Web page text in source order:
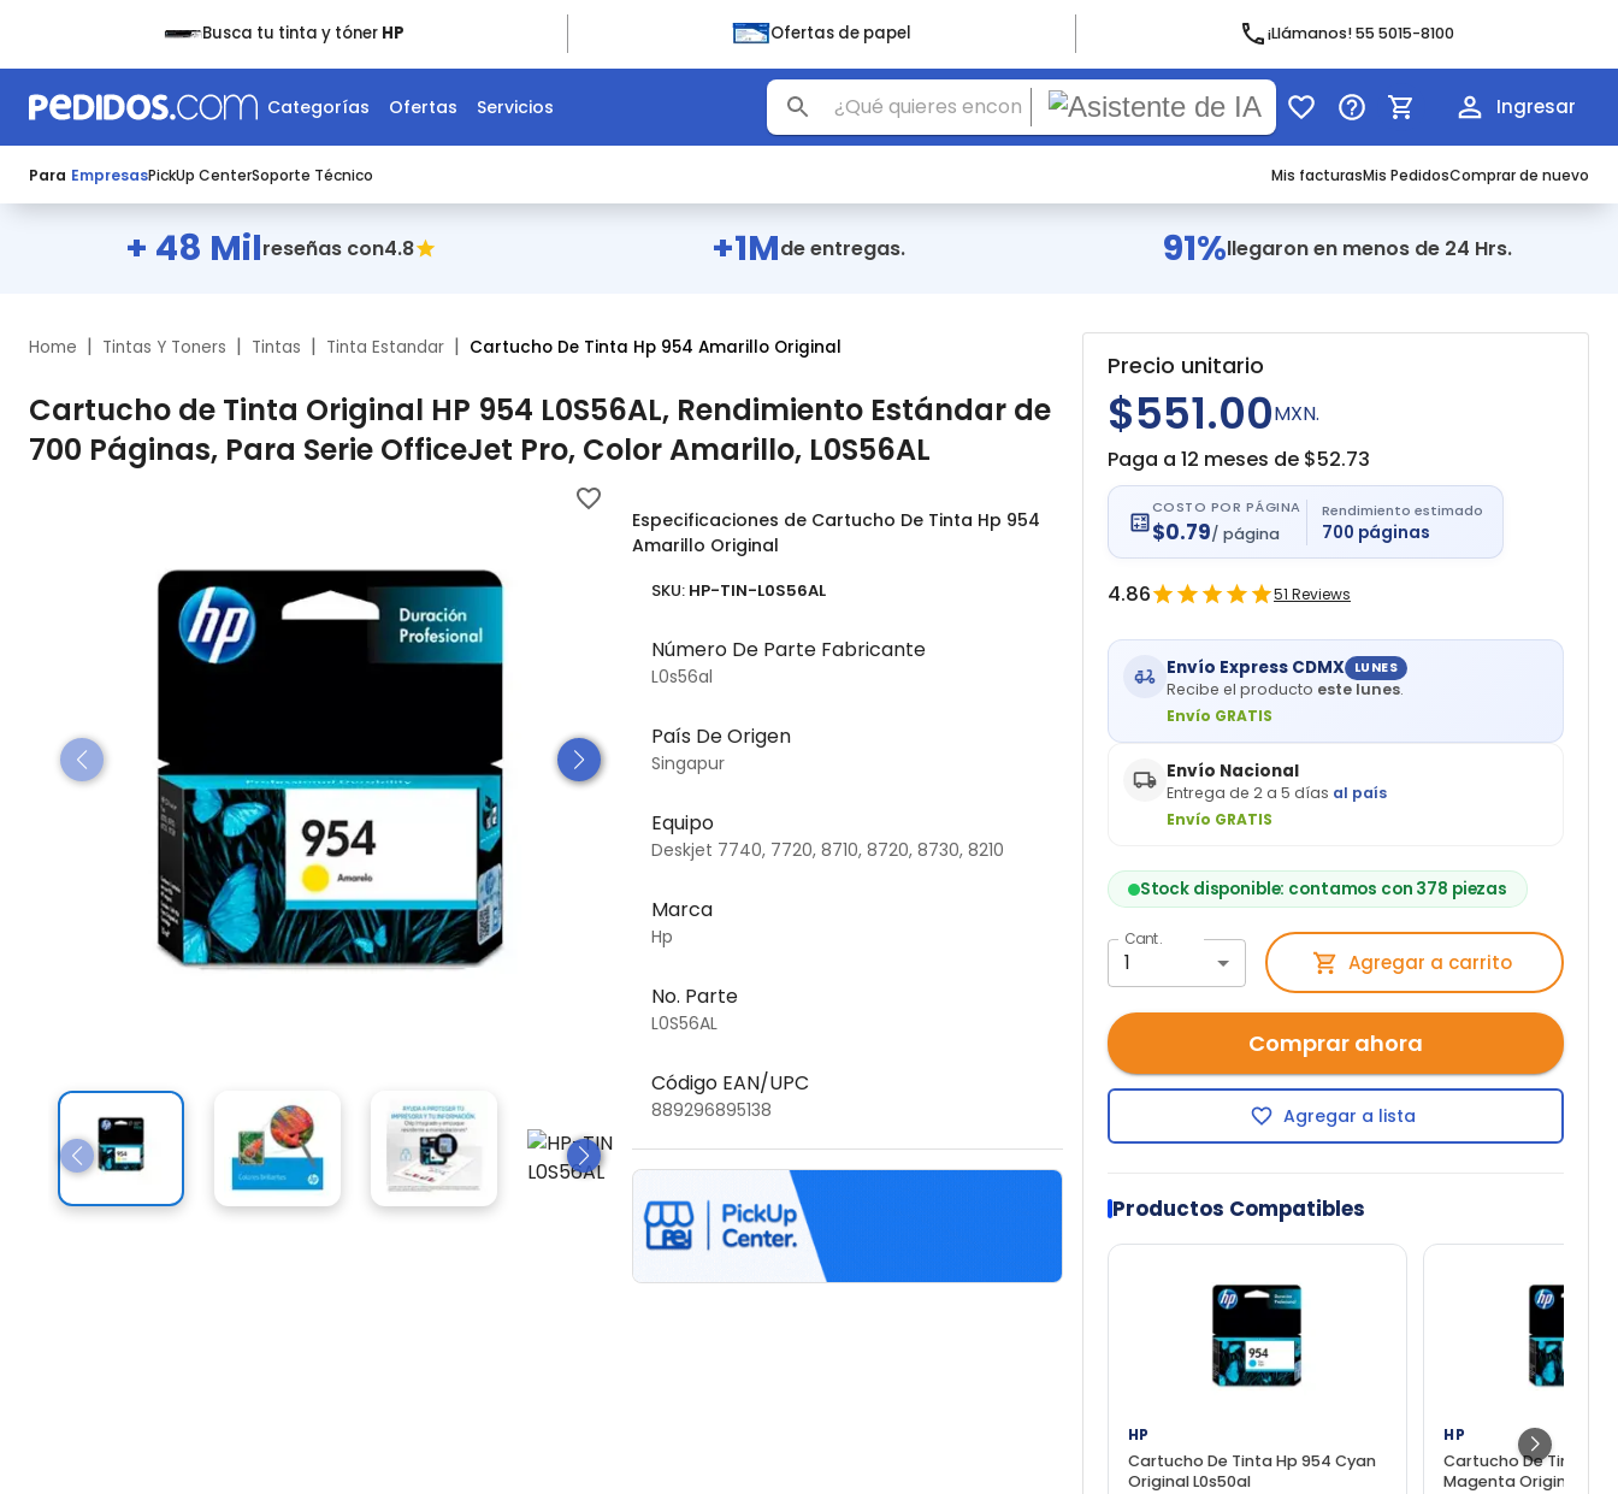
Busca tu tinta y tónerHP Ofertas de papel ¡Llámanos! 55 5015-8100
Categorías Ofertas Servicios Ingresar
Para EmpresasPickUp CenterSoporte Técnico Mis facturasMis PedidosComprar de nuevo
+ 48 Milreseñas con4.8 +1Mde entregas. 91%llegaron en menos de 24 Hrs.
Home | Tintas Y Toners | Tintas | Tinta Estandar | Cartucho De Tinta Hp 954 Amarillo Original
Cartucho de Tinta Original HP 954 L0S56AL, Rendimiento Estándar de
700 Páginas, Para Serie OfficeJet Pro, Color Amarillo, L0S56AL
Especificaciones de Cartucho De Tinta Hp 954
Amarillo Original
SKU: HP-TIN-L0S56AL
Número De Parte Fabricante
L0s56al
País De Origen
Singapur
Equipo
Deskjet 7740, 7720, 8710, 8720, 8730, 8210
Marca
Hp
No. Parte
L0S56AL
Código EAN/UPC
889296895138
Precio unitario
$551.00MXN.
Paga a 12 meses de $52.73
COSTO POR PÁGINA
$0.79/ página
Rendimiento estimado
700 páginas
4.86 51 Reviews
Envío Express CDMX LUNES
Recibe el producto este lunes.
Envío GRATIS
Envío Nacional
Entrega de 2 a 5 días al país
Envío GRATIS
Stock disponible: contamos con 378 piezas
Cant.
1 Agregar a carrito
Comprar ahora
Agregar a lista
Productos Compatibles
HP
Cartucho De Tinta Hp 954 Cyan
Original L0s50al
HP
Cartucho De Tinta Hp
Magenta Original